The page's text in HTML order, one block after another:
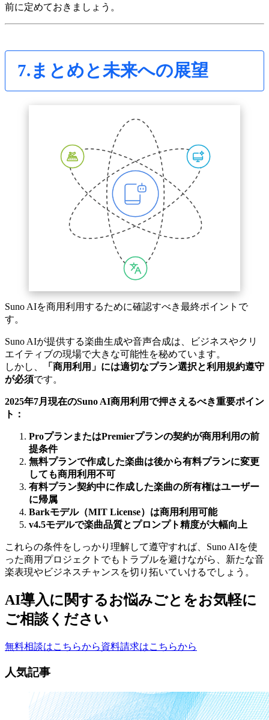
前に定めておきましょう。
7.まとめと未来への展望
Suno AIを商用利用するために確認すべき最終ポイントで
す。
Suno AIが提供する楽曲生成や音声合成は、ビジネスやクリ
エイティブの現場で大きな可能性を秘めています。
しかし、
「商用利用」には適切なプラン選択と利用規約遵守
が必須です。
2025年7月現在のSuno AI商用利用で押さえるべき重要ポイン
ト：
ProプランまたはPremierプランの契約が商用利用の前
提条件
無料プランで作成した楽曲は後から有料プランに変更
しても商用利用不可
有料プラン契約中に作成した楽曲の所有権はユーザー
に帰属
Barkモデル（MIT License）は商用利用可能
v4.5モデルで楽曲品質とプロンプト精度が大幅向上
これらの条件をしっかり理解して遵守すれば、Suno AIを使
った商用プロジェクトでもトラブルを避けながら、新たな音
楽表現やビジネスチャンスを切り拓いていけるでしょう。
AI導入に関するお悩みごとをお気軽に
ご相談ください
無料相談はこちらから資料請求はこちらから
人気記事